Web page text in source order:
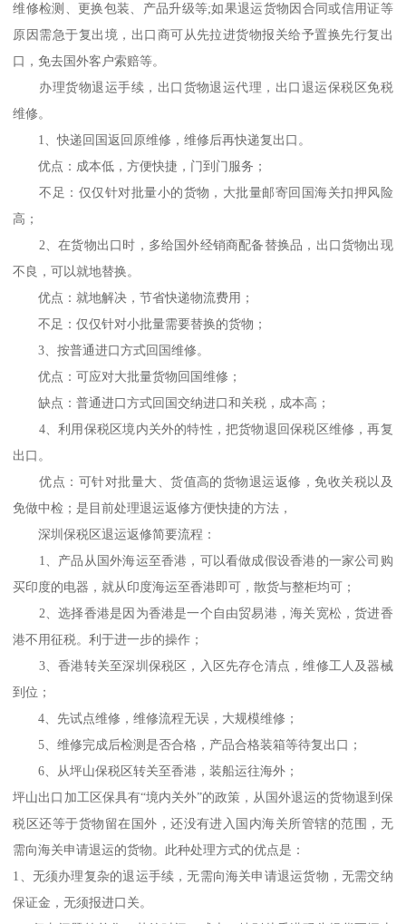
维修检测、更换包装、产品升级等;如果退运货物因合同或信用证等
原因需急于复出境，出口商可从先拉进货物报关给予置换先行复出
口，免去国外客户索赔等。
办理货物退运手续，出口货物退运代理，出口退运保税区免税
维修。
1、快递回国返回原维修，维修后再快递复出口。
优点：成本低，方便快捷，门到门服务；
不足：仅仅针对批量小的货物，大批量邮寄回国海关扣押风险
高；
2、在货物出口时，多给国外经销商配备替换品，出口货物出现
不良，可以就地替换。
优点：就地解决，节省快递物流费用；
不足：仅仅针对小批量需要替换的货物；
3、按普通进口方式回国维修。
优点：可应对大批量货物回国维修；
缺点：普通进口方式回国交纳进口和关税，成本高；
4、利用保税区境内关外的特性，把货物退回保税区维修，再复
出口。
优点：可针对批量大、货值高的货物退运返修，免收关税以及
免做中检；是目前处理退运返修方便快捷的方法，
深圳保税区退运返修简要流程：
1、产品从国外海运至香港，可以看做成假设香港的一家公司购
买印度的电器，就从印度海运至香港即可，散货与整柜均可；
2、选择香港是因为香港是一个自由贸易港，海关宽松，货进香
港不用征税。利于进一步的操作；
3、香港转关至深圳保税区，入区先存仓清点，维修工人及器械
到位；
4、先试点维修，维修流程无误，大规模维修；
5、维修完成后检测是否合格，产品合格装箱等待复出口；
6、从坪山保税区转关至香港，装船运往海外；
坪山出口加工区保具有“境内关外”的政策，从国外退运的货物退到保
税区还等于货物留在国外，还没有进入国内海关所管辖的范围，无
需向海关申请退运的货物。此种处理方式的优点是：
1、无须办理复杂的退运手续，无需向海关申请退运货物，无需交纳
保证金，无须报进口关。